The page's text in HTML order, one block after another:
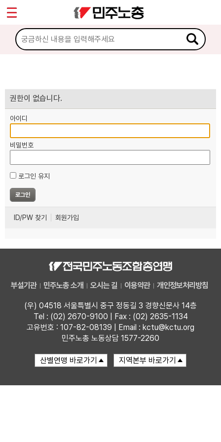
권한이 없습니다.
아이디
비밀번호
로그인 유지
ID/PW 찾기 회원가입
부설기관 민주노총 소개 오시는 길 이용약관 개인정보처리방침
(우) 04518 서울특별시 중구 정동길 3 경향신문사 14층
Tel : (02) 2670-9100 | Fax : (02) 2635-1134
고유번호 : 107-82-08139 | Email : kctu@kctu.org
민주노총 노동상담 1577-2260
마이페이지
소개
노동상담
자료
부설기관
업무